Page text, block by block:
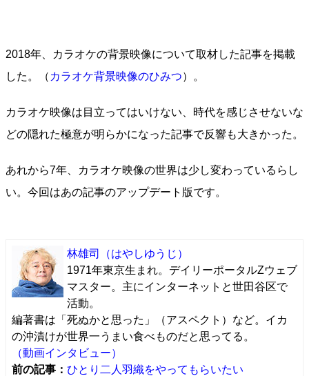
2018年、カラオケの背景映像について取材した記事を掲載
した。（ カラオケ背景映像のひみつ）。
カラオケ映像は目立ってはいけない、時代を感じさせないな
どの隠れた極意が明らかになった記事で反響も大きかった。
あれから7年、カラオケ映像の世界は少し変わっているらし
い。今回はあの記事のアップデート版です。
林雄司
（はやしゆうじ）
1971年東京生まれ。デイリーポータルZウェブ
マスター。主にインターネットと世田谷区で
活動。
編著書は「死ぬかと思った」（アスペクト）など。イカ
の沖漬けが世界一うまい食べものだと思ってる。
（動画インタビュー）
前の記事： ひとり二人羽織をやってもらいたい